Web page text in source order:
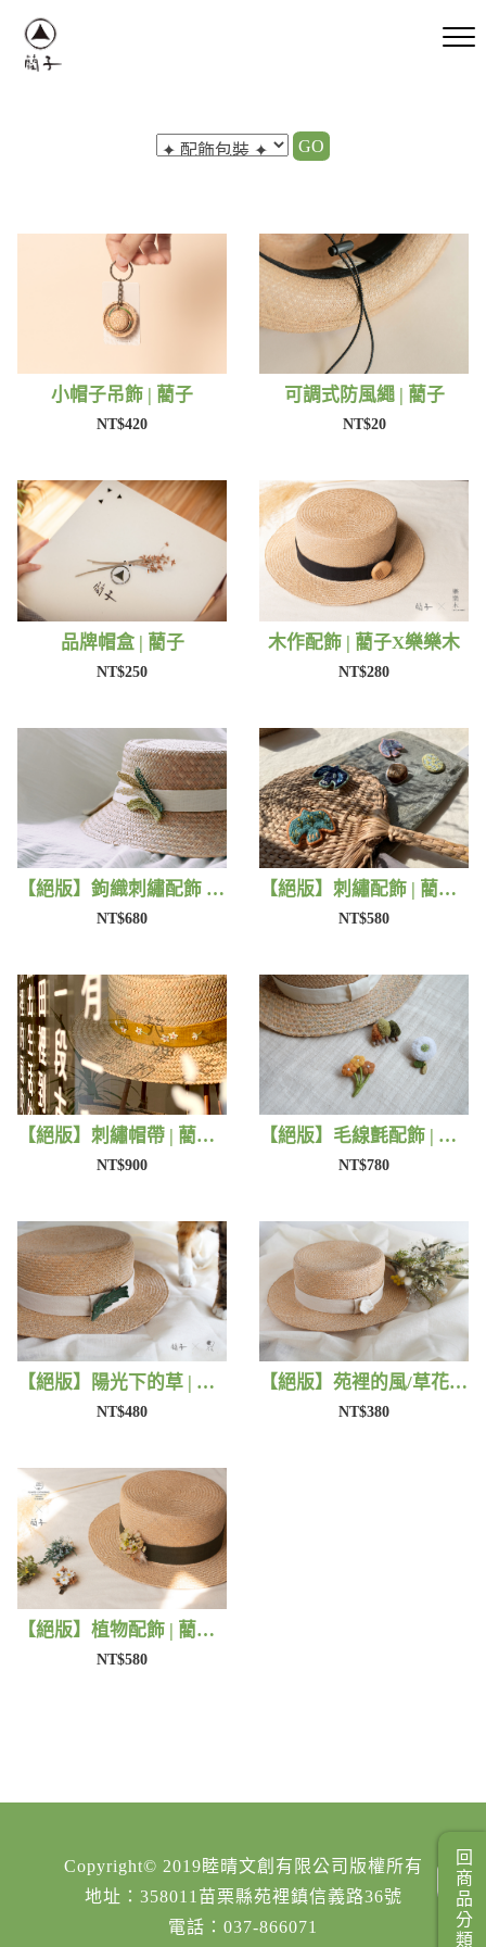
GO
小帽子吊飾 | 藺子
NT$420
可調式防風繩 | 藺子
NT$20
品牌帽盒 | 藺子
NT$250
木作配飾 | 藺子X樂樂木
NT$280
【絕版】鉤織刺繡配飾 | 藺子Xphytooo
NT$680
【絕版】刺繡配飾 | 藺子X撫子色生活
NT$580
【絕版】刺繡帽帶 | 藺子X有FU手作
NT$900
【絕版】毛線氈配飾 | 藺子X小森物
NT$780
【絕版】陽光下的草 | 藺子X片片
NT$480
【絕版】苑裡的風/草花 | 藺子X片片
NT$380
【絕版】植物配飾 | 藺子X法洛勒姆
NT$580
Copyright© 2019睦晴文創有限公司版權所有
地址：358011苗栗縣苑裡鎮信義路36號
電話：037-866071
回商品分類